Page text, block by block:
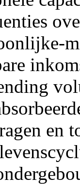
en